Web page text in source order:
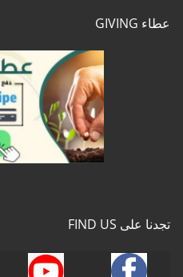
عطاء GIVING
تجدنا على FIND US